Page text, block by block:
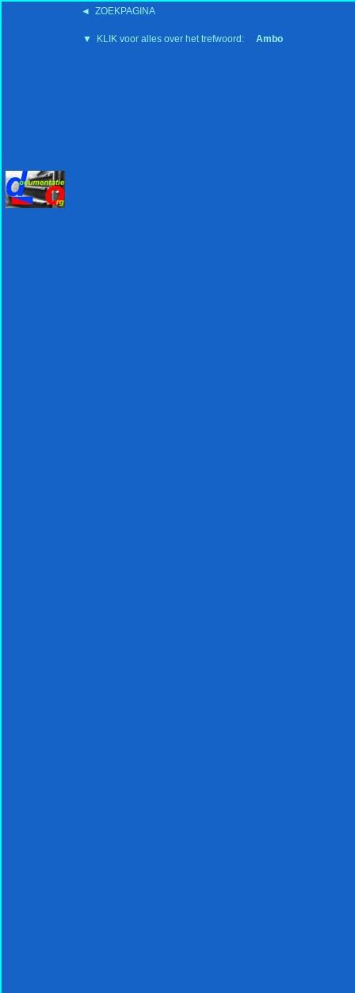
◄ ZOEKPAGINA
▼ KLIK voor alles over het trefwoord: Ambo
'15:19 19-2-2008